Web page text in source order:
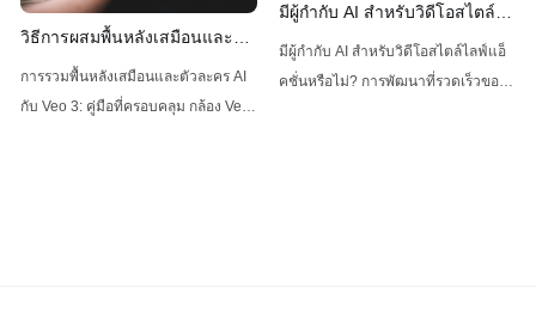
ความสามารถในการสร้างภาพคุณภาพ
สูงที่ไม่
วิธีการผสมพื้นหลังเสมือนและตัว
ละคร AI ใน Veo 3
การรวมพื้นหลังเสมือนและตัวละคร AI
กับ Veo 3: คู่มือที่ครอบคลุม กล้อง Veo
มีผู้กำกับ AI สำหรับวิดีโอสไตล์
ไลฟ์แอ็กชันหรือไม่?
มีผู้กำกับ AI สำหรับวิดีโอสไตล์ไลฟ์แอ็
คชั่นหรือไม่? การพัฒนาที่รวดเร็วของ